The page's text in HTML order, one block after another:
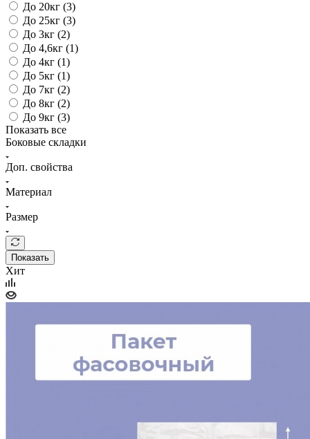
До 20кг (3)
До 25кг (3)
До 3кг (2)
До 4,6кг (1)
До 4кг (1)
До 5кг (1)
До 7кг (2)
До 8кг (2)
До 9кг (3)
Показать все
Боковые складки
Доп. свойства
Материал
Размер
Показать
Хит